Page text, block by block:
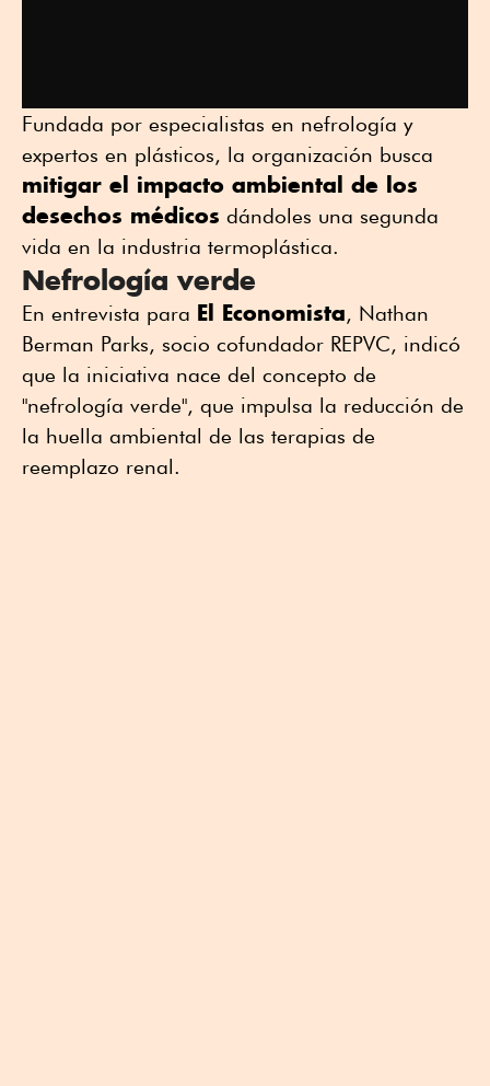
Fundada por especialistas en nefrología y
expertos en plásticos, la organización busca
mitigar el impacto ambiental de los
desechos médicos dándoles una segunda
vida en la industria termoplástica.
Nefrología verde
En entrevista para El Economista, Nathan
Berman Parks, socio cofundador REPVC, indicó
que la iniciativa nace del concepto de
"nefrología verde", que impulsa la reducción de
la huella ambiental de las terapias de
reemplazo renal.